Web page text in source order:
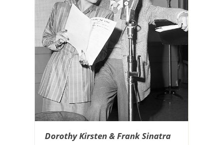
Dorothy Kirsten & Frank Sinatra